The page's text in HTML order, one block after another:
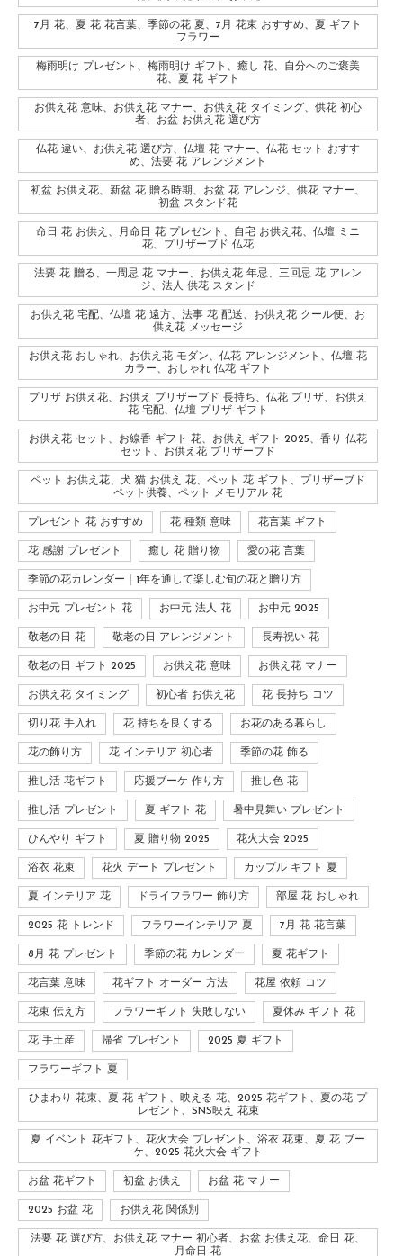
7月 花、夏 花 花言葉、季節の花 夏、7月 花束 おすすめ、夏 ギフト
フラワー
梅雨明け プレゼント、梅雨明け ギフト、癒し 花、自分へのご褒美
花、夏 花 ギフト
お供え花 意味、お供え花 マナー、お供え花 タイミング、供花 初心
者、お盆 お供え花 選び方
仏花 違い、お供え花 選び方、仏壇 花 マナー、仏花 セット おすす
め、法要 花 アレンジメント
初盆 お供え花、新盆 花 贈る時期、お盆 花 アレンジ、供花 マナー、
初盆 スタンド花
命日 花 お供え、月命日 花 プレゼント、自宅 お供え花、仏壇 ミニ
花、プリザーブド 仏花
法要 花 贈る、一周忌 花 マナー、お供え花 年忌、三回忌 花 アレン
ジ、法人 供花 スタンド
お供え花 宅配、仏壇 花 遠方、法事 花 配送、お供え花 クール便、お
供え花 メッセージ
お供え花 おしゃれ、お供え花 モダン、仏花 アレンジメント、仏壇 花
カラー、おしゃれ 仏花 ギフト
プリザ お供え花、お供え プリザーブド 長持ち、仏花 プリザ、お供え
花 宅配、仏壇 プリザ ギフト
お供え花 セット、お線香 ギフト 花、お供え ギフト 2025、香り 仏花
セット、お供え花 プリザーブド
ペット お供え花、犬 猫 お供え 花、ペット 花 ギフト、プリザーブド
ペット供養、ペット メモリアル 花
プレゼント 花 おすすめ 花 種類 意味 花言葉 ギフト
花 感謝 プレゼント 癒し 花 贈り物 愛の花 言葉
季節の花カレンダー｜1年を通して楽しむ旬の花と贈り方
お中元 プレゼント 花 お中元 法人 花 お中元 2025
敬老の日 花 敬老の日 アレンジメント 長寿祝い 花
敬老の日 ギフト 2025 お供え花 意味 お供え花 マナー
お供え花 タイミング 初心者 お供え花 花 長持ち コツ
切り花 手入れ 花 持ちを良くする お花のある暮らし
花の飾り方 花 インテリア 初心者 季節の花 飾る
推し活 花ギフト 応援ブーケ 作り方 推し色 花
推し活 プレゼント 夏 ギフト 花 暑中見舞い プレゼント
ひんやり ギフト 夏 贈り物 2025 花火大会 2025
浴衣 花束 花火 デート プレゼント カップル ギフト 夏
夏 インテリア 花 ドライフラワー 飾り方 部屋 花 おしゃれ
2025 花 トレンド フラワーインテリア 夏 7月 花 花言葉
8月 花 プレゼント 季節の花 カレンダー 夏 花ギフト
花言葉 意味 花ギフト オーダー 方法 花屋 依頼 コツ
花束 伝え方 フラワーギフト 失敗しない 夏休み ギフト 花
花 手土産 帰省 プレゼント 2025 夏 ギフト
フラワーギフト 夏
ひまわり 花束、夏 花 ギフト、映える 花、2025 花ギフト、夏の花 プ
レゼント、SNS映え 花束
夏 イベント 花ギフト、花火大会 プレゼント、浴衣 花束、夏 花 ブー
ケ、2025 花火大会 ギフト
お盆 花ギフト 初盆 お供え お盆 花 マナー
2025 お盆 花 お供え花 関係別
法要 花 選び方、お供え花 マナー 初心者、お盆 お供え花、命日 花、
月命日 花